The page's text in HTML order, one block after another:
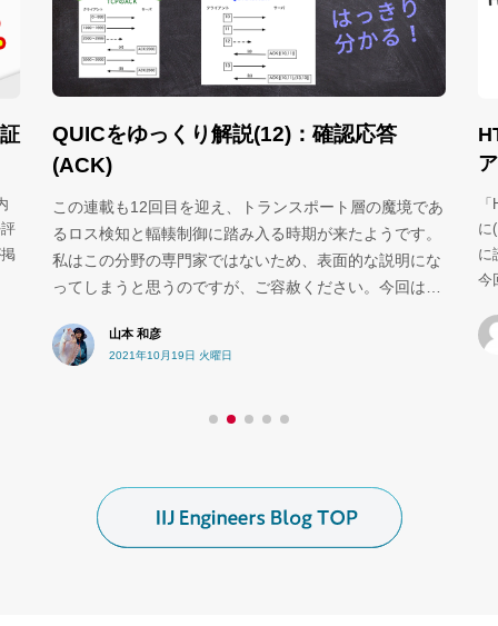
QUICをゆっくり解説(12)：確認応答
(ACK)
この連載も12回目を迎え、トランスポート層の魔境であ
るロス検知と輻輳制御に踏み入る時期が来たようです。
私はこの分野の専門家ではないため、表面的な説明にな
ってしまうと思うのですが、ご容赦ください。今回は…
山本 和彦
2021年10月19日 火曜日
に
に
今